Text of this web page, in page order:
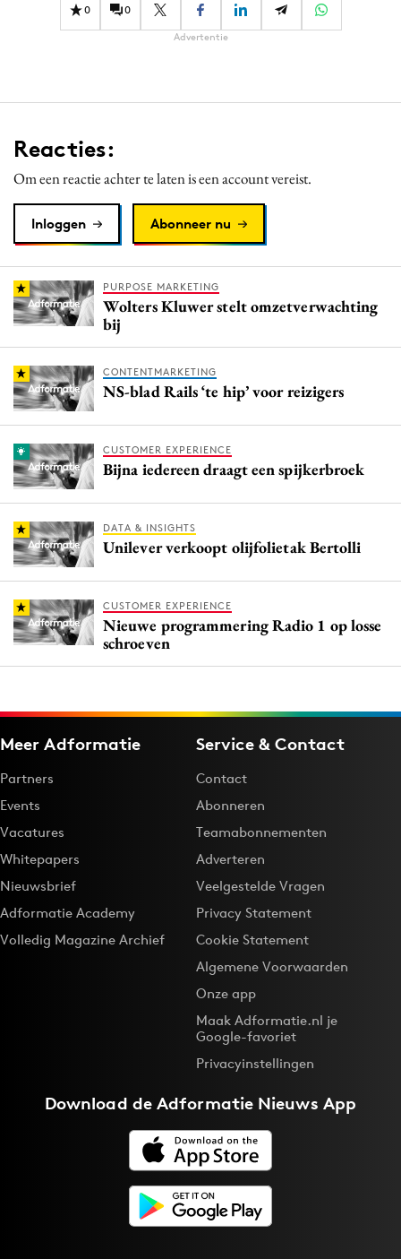
0 0
Advertentie
Reacties:
Om een reactie achter te laten is een account vereist.
Inloggen Abonneer nu
PURPOSE MARKETING
Wolters Kluwer stelt omzetverwachting
bij
CONTENTMARKETING
NS-blad Rails ‘te hip’ voor reizigers
CUSTOMER EXPERIENCE
Bijna iedereen draagt een spijkerbroek
DATA & INSIGHTS
Unilever verkoopt olijfolietak Bertolli
CUSTOMER EXPERIENCE
Nieuwe programmering Radio 1 op losse
schroeven
Meer Adformatie
Partners
Events
Vacatures
Whitepapers
Nieuwsbrief
Adformatie Academy
Volledig Magazine Archief
Service & Contact
Contact
Abonneren
Teamabonnementen
Adverteren
Veelgestelde Vragen
Privacy Statement
Cookie Statement
Algemene Voorwaarden
Onze app
Maak Adformatie.nl je
Google-favoriet
Privacyinstellingen
Download deAdformatie Nieuws App